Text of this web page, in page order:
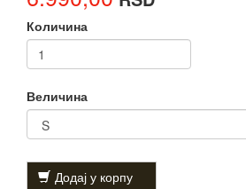
Количина
Величина
Додај у корпу